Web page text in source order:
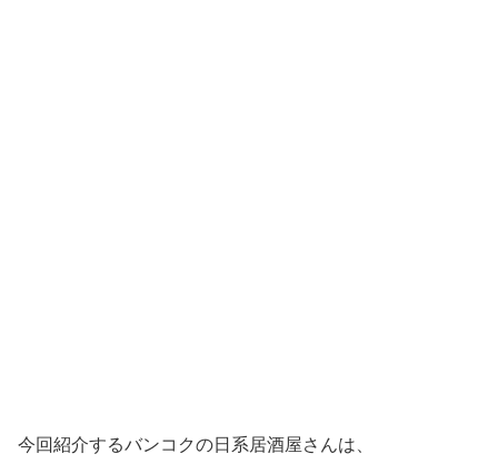
今回紹介するバンコクの日系居酒屋さんは、